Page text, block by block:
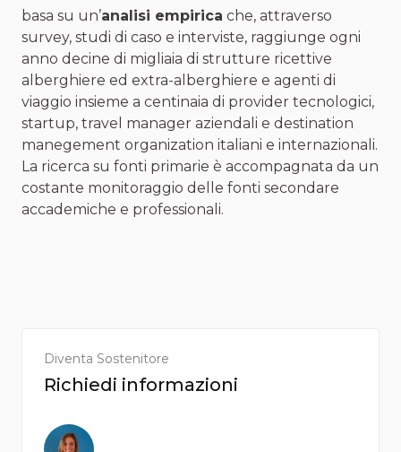
basa su un’analisi empirica che, attraverso
survey, studi di caso e interviste, raggiunge ogni
anno decine di migliaia di strutture ricettive
alberghiere ed extra-alberghiere e agenti di
viaggio insieme a centinaia di provider tecnologici,
startup, travel manager aziendali e destination
manegement organization italiani e internazionali.
La ricerca su fonti primarie è accompagnata da un
costante monitoraggio delle fonti secondare
accademiche e professionali.
Diventa Sostenitore
Richiedi informazioni